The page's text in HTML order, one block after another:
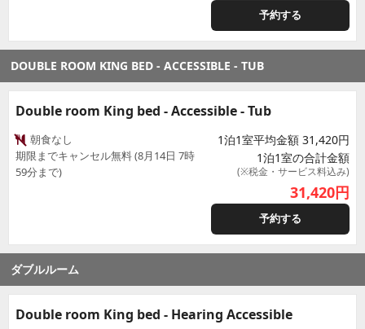
予約する
DOUBLE ROOM KING BED - ACCESSIBLE - TUB
Double room King bed - Accessible - Tub
朝食なし
期限までキャンセル無料 (8月14日 7時
59分まで)
1泊1室平均金額 31,420円
1泊1室の合計金額
(※税金・サービス料込み)
31,420円
予約する
ダブルルーム
Double room King bed - Hearing Accessible